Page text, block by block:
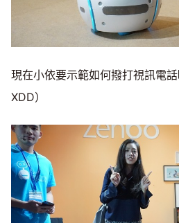
現在小依要示範如何撥打視訊電
XDD）